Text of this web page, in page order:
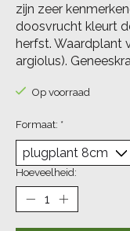
zijn zeer
doosvrucht kleurt
herfst. Waardplant
argiolus).
Op voorraad
Formaat: *
Hoeveelheid: